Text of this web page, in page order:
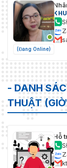
(Đang Online)
- DANH
THUẬT
Hỗ